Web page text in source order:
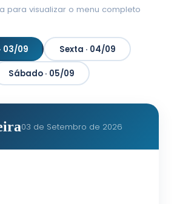
para visualizar o menu completo
03/09 Sexta · 04/09
Sábado · 05/09
03 de Setembro de 2026